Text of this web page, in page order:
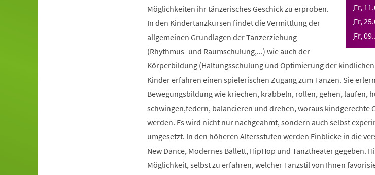
Fr, 11.
Fr,25.
Fr,09.
Möglichkeiten ihr tänzerisches Geschick zu erproben.
In den Kindertanzkursen findet die Vermittlung der
allgemeinen Grundlagen der Tanzerziehung
(Rhythmus- und Raumschulung,...) wie auch der
Körperbildung (Haltungsschulung und Optimierung der
Kinder erfahren einen spielerischen Zugang zum Tanzen. Sie
Bewegungsbildung wie kriechen, krabbeln, rollen, gehen, laufen,
schwingen,federn, balancieren und drehen, woraus kindgerechte
werden. Es wird nicht nur nachgeahmt, sondern auch selbst
umgesetzt. In den höheren Altersstufen werden Einblicke in die
New Dance, Modernes Ballett, HipHop und Tanztheater gegeben.
Möglichkeit, selbst zu erfahren, welcher Tanzstil von Ihnen